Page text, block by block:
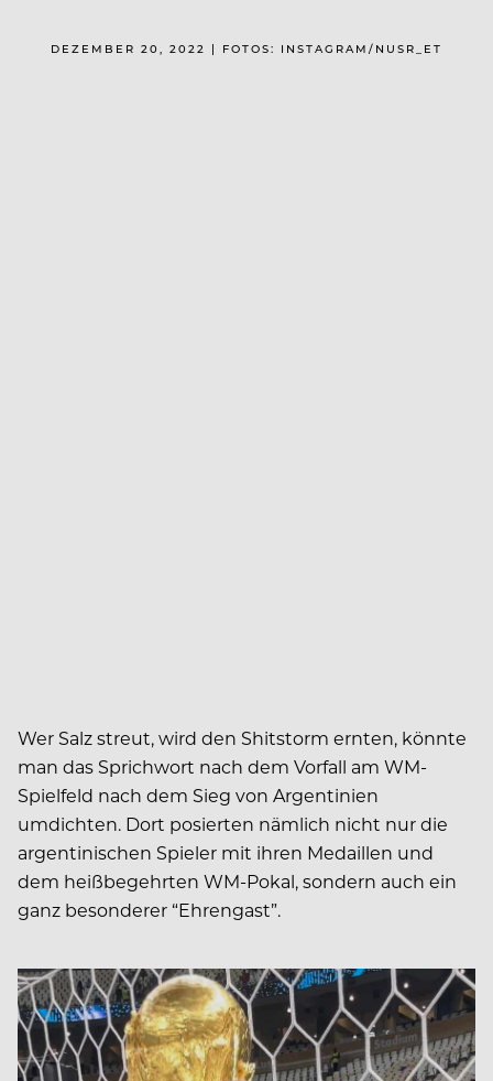
DEZEMBER 20, 2022 | FOTOS: INSTAGRAM/NUSR_ET
Wer Salz streut, wird den Shitstorm ernten, könnte
man das Sprichwort nach dem Vorfall am WM-
Spielfeld nach dem Sieg von Argentinien
umdichten. Dort posierten nämlich nicht nur die
argentinischen Spieler mit ihren Medaillen und
dem heißbegehrten WM-Pokal, sondern auch ein
ganz besonderer “Ehrengast”.